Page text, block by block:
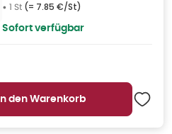
• 1 St (= 7.85 €/St)
Sofort verfügbar
In den Warenkorb